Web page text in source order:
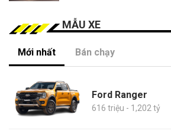
MẪU XE
Mới nhất Bán chạy
Ford Ranger
616 triệu - 1,202 tỷ